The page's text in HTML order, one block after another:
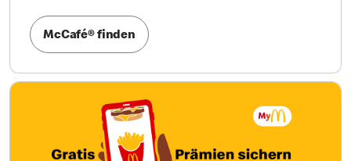
McCafé® finden